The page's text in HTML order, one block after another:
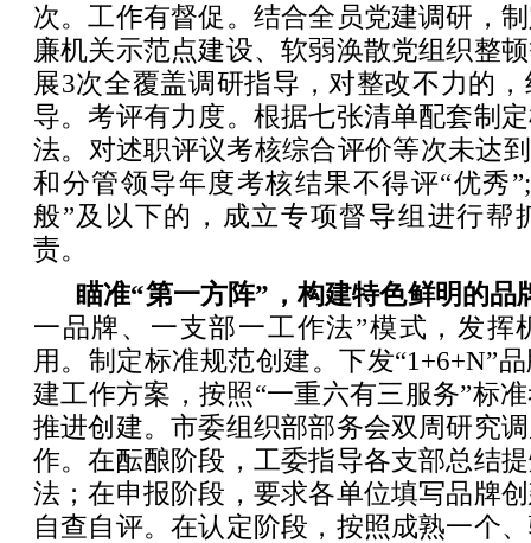
次。工作有督促。结合全员党建调研，
廉机关示范点建设、软弱涣散党组织整
展3次全覆盖调研指导，对整改不力的
导。考评有力度。根据七张清单配套制
法。对述职评议考核综合评价等次未达
和分管领导年度考核结果不得评“优秀
般”及以下的，成立专项督导组进行帮
责。
瞄准“第一方阵”，构建特色鲜明的品
一品牌、一支部一工作法”模式，发挥
用。制定标准规范创建。下发“1+6+N”
建工作方案，按照“一重六有三服务”标
推进创建。市委组织部部务会双周研究
作。在酝酿阶段，工委指导各支部总结
法；在申报阶段，要求各单位填写品牌
自查自评。在认定阶段，按照成熟一个